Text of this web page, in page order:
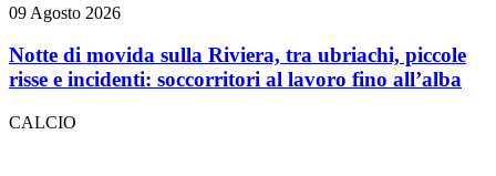
09 Agosto 2026
Notte di movida sulla Riviera, tra ubriachi, piccole
risse e incidenti: soccorritori al lavoro fino all’alba
CALCIO